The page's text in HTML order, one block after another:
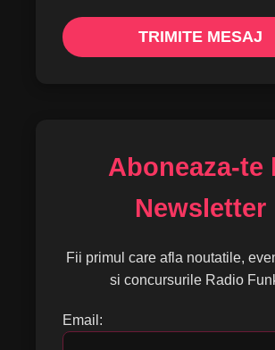
TRIMITE MESAJ
Aboneaza-te
Newsletter
Fii primul care afla noutatile,
si concursurile Radio
Email: